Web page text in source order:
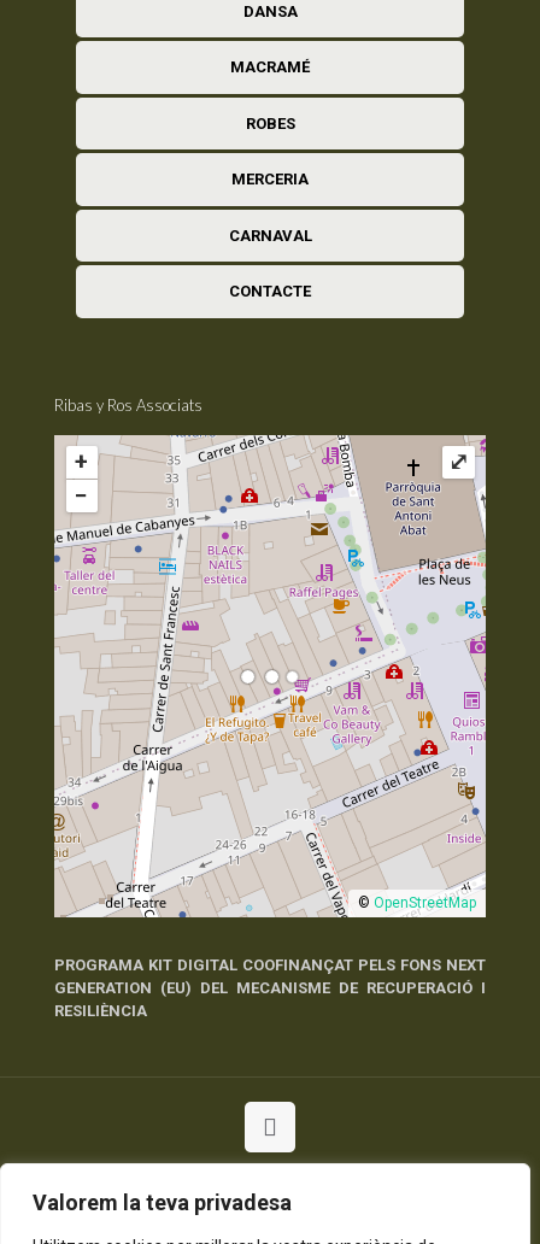
Valorem la teva privadesa
DANSA
MACRAMÉ
ROBES
MERCERIA
CARNAVAL
CONTACTE
Ribas y Ros Associats
+
−
© OpenStreetMap
⤢
PROGRAMA KIT DIGITAL COOFINANÇAT PELS FONS NEXT
GENERATION (EU) DEL MECANISME DE RECUPERACIÓ I
RESILIÈNCIA
Política de Privadesa Política de Cookies